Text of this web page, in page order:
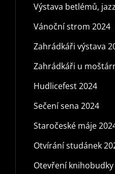
Výstava betlémů,
Vánoční strom 2024
Zahrádkáři výstava
Zahrádkáři u
Hudlicefest 2024
Sečení sena 2024
Staročeské máje
Otvírání studánek
Otevření knihobudky